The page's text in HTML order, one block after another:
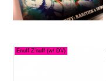
Enuff Z'nuff (w/ DV)